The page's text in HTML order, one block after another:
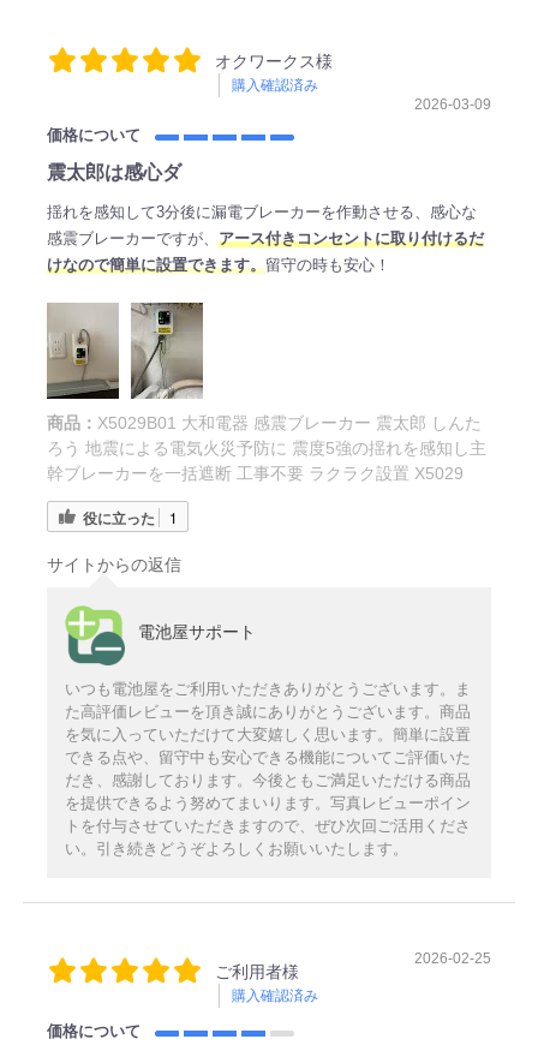
オクワークス様
購入確認済み
2026-03-09
価格について
震太郎は感心ダ
揺れを感知して3分後に漏電ブレーカーを作動させる、感心な
感震ブレーカーですが、 アース付きコンセントに取り付けるだ
けなので簡単に設置できます。留守の時も安心！
商品： X5029B01 大和電器 感震ブレーカー 震太郎 しんた
ろう 地震による電気火災予防に 震度5強の揺れを感知し主
幹ブレーカーを一括遮断 工事不要 ラクラク設置 X5029
役に立った 1
サイトからの返信
電池屋サポート
いつも電池屋をご利用いただきありがとうございます。ま
た高評価レビューを頂き誠にありがとうございます。商品
を気に入っていただけて大変嬉しく思います。簡単に設置
できる点や、留守中も安心できる機能についてご評価いた
だき、感謝しております。今後ともご満足いただける商品
を提供できるよう努めてまいります。写真レビューポイン
トを付与させていただきますので、ぜひ次回ご活用くださ
い。引き続きどうぞよろしくお願いいたします。
ご利用者様
購入確認済み
2026-02-25
価格について